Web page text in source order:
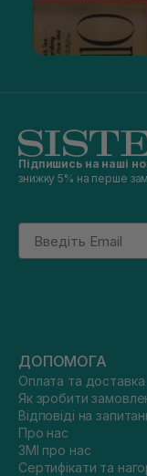
Підпишись на наші
знижку 5% на перше
Email
ДОПОМОГА
Оплата та доставка
Як зробити
Відповіді на
Про нас
ЗМІ про нас
Сертифікати та